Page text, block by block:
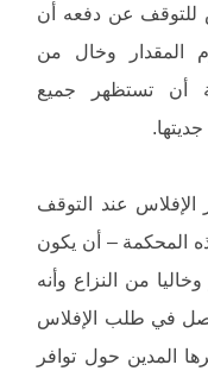
للتوقف عن دفعه أن
المقدار وخال من
أن تستظهر جميع
عند التوقف
المحكمة – أن يكون
من النزاع وأنه
في طلب الإفلاس
المدين حول توافر